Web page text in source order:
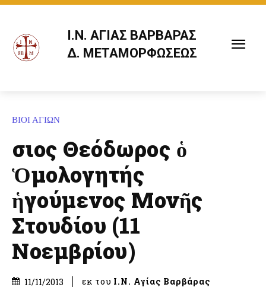
Ι.Ν. ΑΓΙΑΣ ΒΑΡΒΑΡΑΣ
Δ. ΜΕΤΑΜΟΡΦΩΣΕΩΣ
ΒΙΟΙ ΑΓΙΩΝ
Ὅσιος Θεόδωρος ὁ
Ὁμολογητής
ἡγούμενος Μονῆς
Στουδίου (11
Νοεμβρίου)
11/11/2013 εκ του Ι.Ν. Αγίας Βαρβάρας